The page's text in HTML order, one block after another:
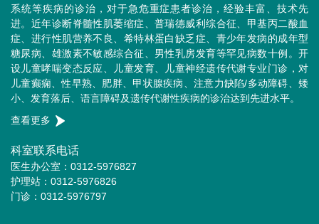
系统等疾病的诊治，对于急危重症患者诊治，经验丰富、技术先
进。近年诊断脊髓性肌萎缩症、普瑞德威利综合征、甲基丙二酸血
症、进行性肌营养不良、希特林蛋白缺乏症、青少年发病的成年型
糖尿病、雄激素不敏感综合征、男性乳房发育等罕见病数十例。开
设儿童哮喘变态反应、儿童发育、儿童神经遗传代谢专业门诊，对
儿童癫痫、性早熟、肥胖、甲状腺疾病、注意力缺陷/多动障碍、矮
小、发育落后、语言障碍及遗传代谢性疾病的诊治达到先进水平。
查看更多
科室联系电话
医生办公室：0312-5976827
护理站：0312-5976826
门诊：0312-5976797